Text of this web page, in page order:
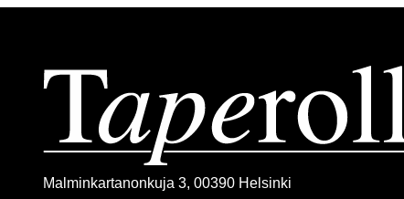
Malminkartanonkuja 3, 00390 Helsinki